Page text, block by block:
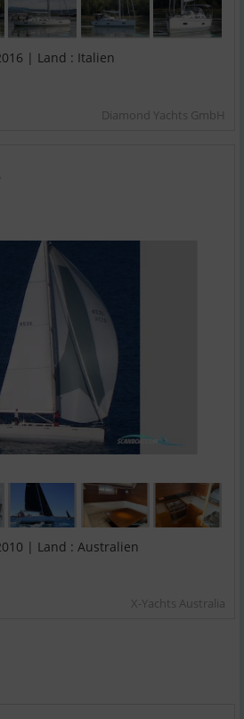
| Land : Italien
Diamond Yachts GmbH
| Land : Australien
X-Yachts Australia